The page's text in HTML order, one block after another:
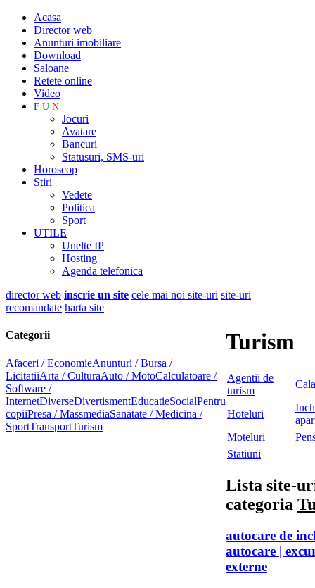
Acasa
Director web
Anunturi imobiliare
Download
Saloane
Retete online
Video
F U N
Jocuri
Avatare
Bancuri
Statusuri, SMS-uri
Horoscop
Stiri
Vedete
Politica
Sport
UTILE
Unelte IP
Hosting
Agenda telefonica
director web inscrie un site cele mai noi site-uri site-uri
recomandate harta site
Categorii
Afaceri / EconomieAnunturi / Bursa /
LicitatiiArta / CulturaAuto / MotoCalculatoare /
Software /
InternetDiverseDivertismentEducatieSocialPentru
copiiPresa / MassmediaSanatate / Medicina /
SportTransportTurism
Turism
Agentii de
turism
Hoteluri
Moteluri
Statiuni
Lista site-
categoria
autocare de
autocare |
externe